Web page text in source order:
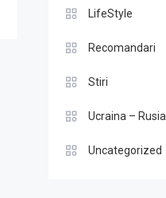
LifeStyle
Recomandari
Stiri
Ucraina – Rusia
Uncategorized